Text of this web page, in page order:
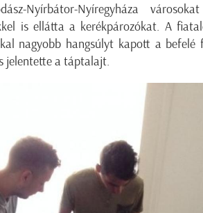
Nyírbátor-Nyíregyháza
is ellátta a kerékpározókat. A
nagyobb hangsúlyt kapott a befelé
jelentette a táptalajt.